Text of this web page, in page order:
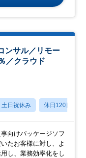
ンサル／リモー
／クラウド
土日祝休み 休日120日以上
向けパッケージソフ
たお客様に対し、よ
し、業務効率化をし